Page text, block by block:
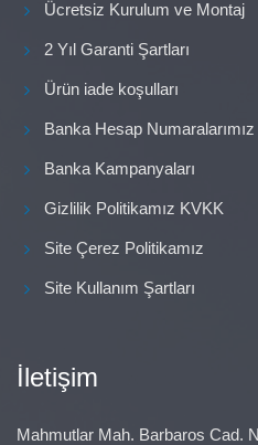
Ücretsiz Kurulum ve Montaj
2 Yıl Garanti Şartları
Ürün iade koşulları
Banka Hesap Numaralarımız
Banka Kampanyaları
Gizlilik Politikamız KVKK
Site Çerez Politikamız
Site Kullanım Şartları
İletişim
Mahmutlar Mah. Barbaros Cad.